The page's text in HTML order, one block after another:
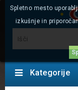
Spletno mesto
izkušnje in
Kategorije